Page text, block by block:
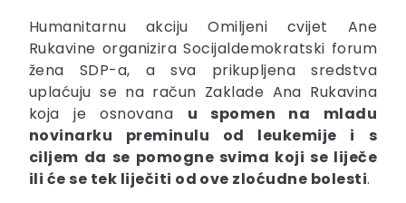
Humanitarnu akciju Omiljeni cvijet Ane
Rukavine organizira Socijaldemokratski forum
žena SDP-a, a sva prikupljena sredstva
uplaćuju se na račun Zaklade Ana Rukavina
koja je osnovana u spomen na mladu
novinarku preminulu od leukemije i s
ciljem da se pomogne svima koji se liječe
ili će se tek liječiti od ove zloćudne bolesti.